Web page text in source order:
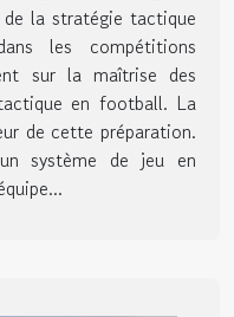
la stratégie tactique
les compétitions
sur la maîtrise des
en football. La
de cette préparation.
système de jeu en